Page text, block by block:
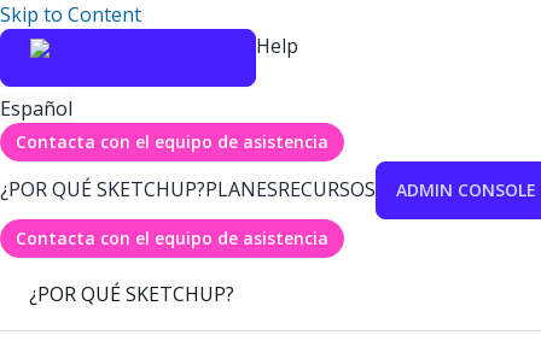
Skip to Content
Help
Español
Contacta con el equipo de asistencia
¿POR QUÉ SKETCHUP?PLANESRECURSOS ADMIN CONSOLE
Contacta con el equipo de asistencia
¿POR QUÉ SKETCHUP?